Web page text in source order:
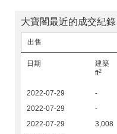
大寶閣最近的成交紀錄
出售
日期
建築
ft2
2022-07-29 -
2022-07-29
-
2022-07-29
3,008